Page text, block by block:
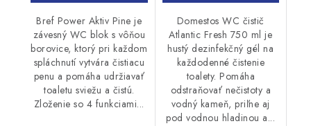
Bref Power Aktiv Pine je
závesný WC blok s vôňou
borovice, ktorý pri každom
spláchnutí vytvára čistiacu
penu a pomáha udržiavať
toaletu sviežu a čistú.
Zloženie so 4 funkciami...
Domestos WC čistič
Atlantic Fresh 750 ml je
hustý dezinfekčný gél na
každodenné čistenie
toalety. Pomáha
odstraňovať nečistoty a
vodný kameň, priľne aj
pod vodnou hladinou a...